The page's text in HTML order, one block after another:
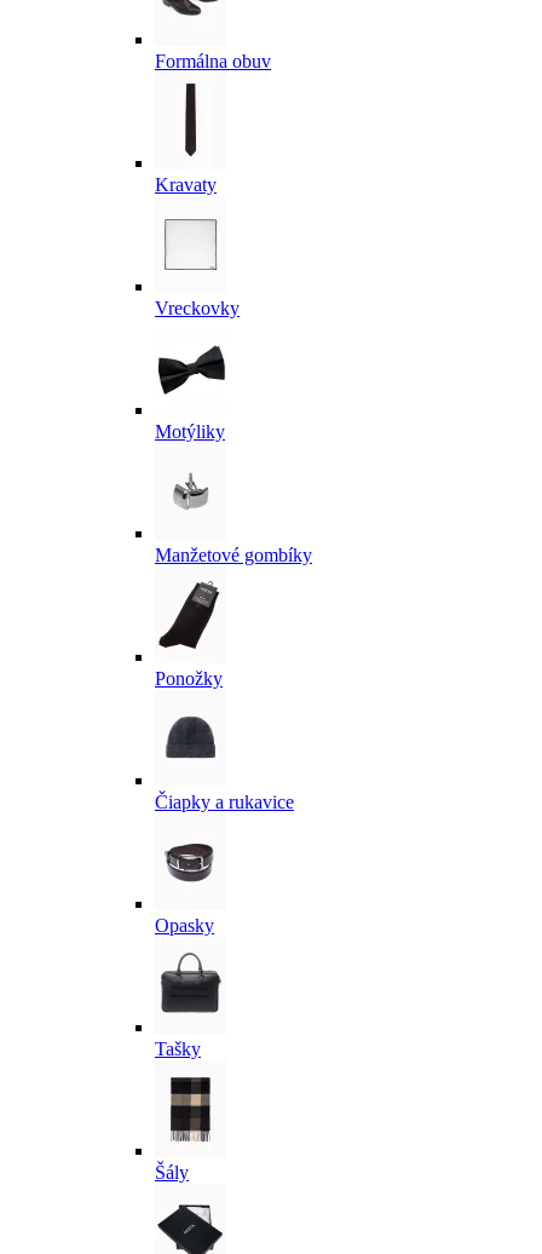
Formálna obuv
Kravaty
Vreckovky
Motýliky
Manžetové gombíky
Ponožky
Čiapky a rukavice
Opasky
Tašky
Šály